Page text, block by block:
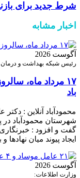
شرط جدید برای
اخبار مشابه
آگوست 2026
رئیس شبکه بهداشت و درمان
۱۷ مرداد ماه،
باد
محمودآباد آنلاین :
شهرستان محمودآباد در
گفت و افزود :
ایجاد پیوند میان
آگوست 2026
وزارت اطلاعات: